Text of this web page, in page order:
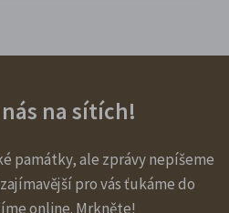
na sítích!
památky, ale zprávy nepíšeme
pro vás ťukáme do
online. Mrkněte!